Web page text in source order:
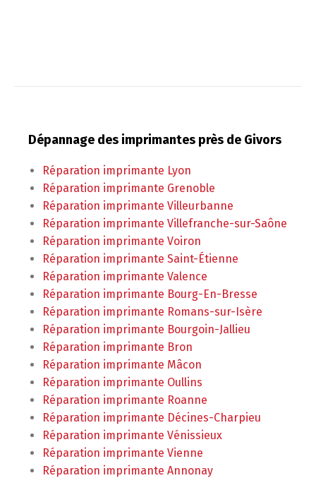
Dépannage des imprimantes près de Givors
Réparation imprimante Lyon
Réparation imprimante Grenoble
Réparation imprimante Villeurbanne
Réparation imprimante Villefranche-sur-Saône
Réparation imprimante Voiron
Réparation imprimante Saint-Étienne
Réparation imprimante Valence
Réparation imprimante Bourg-En-Bresse
Réparation imprimante Romans-sur-Isère
Réparation imprimante Bourgoin-Jallieu
Réparation imprimante Bron
Réparation imprimante Mâcon
Réparation imprimante Oullins
Réparation imprimante Roanne
Réparation imprimante Décines-Charpieu
Réparation imprimante Vénissieux
Réparation imprimante Vienne
Réparation imprimante Annonay